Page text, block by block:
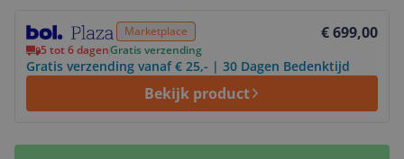
Marketplace € 699,00
5 tot 6 dagenGratis verzending
Gratis verzending vanaf € 25,- | 30 Dagen Bedenktijd
Bekijk product